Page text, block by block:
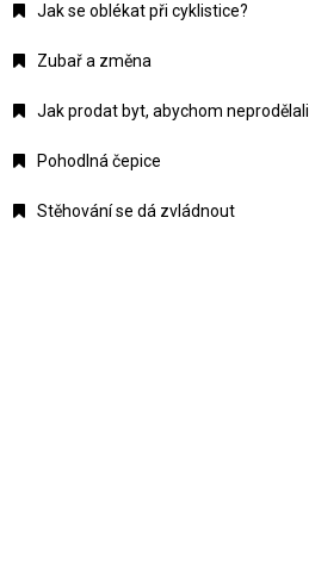
Jak se oblékat při cyklistice?
Zubař a změna
Jak prodat byt, abychom neprodělali
Pohodlná čepice
Stěhování se dá zvládnout